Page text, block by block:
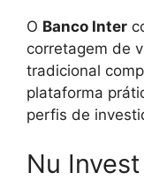
O Banco Inter
corretagem de
tradicional
plataforma
perfis de
Nu Invest